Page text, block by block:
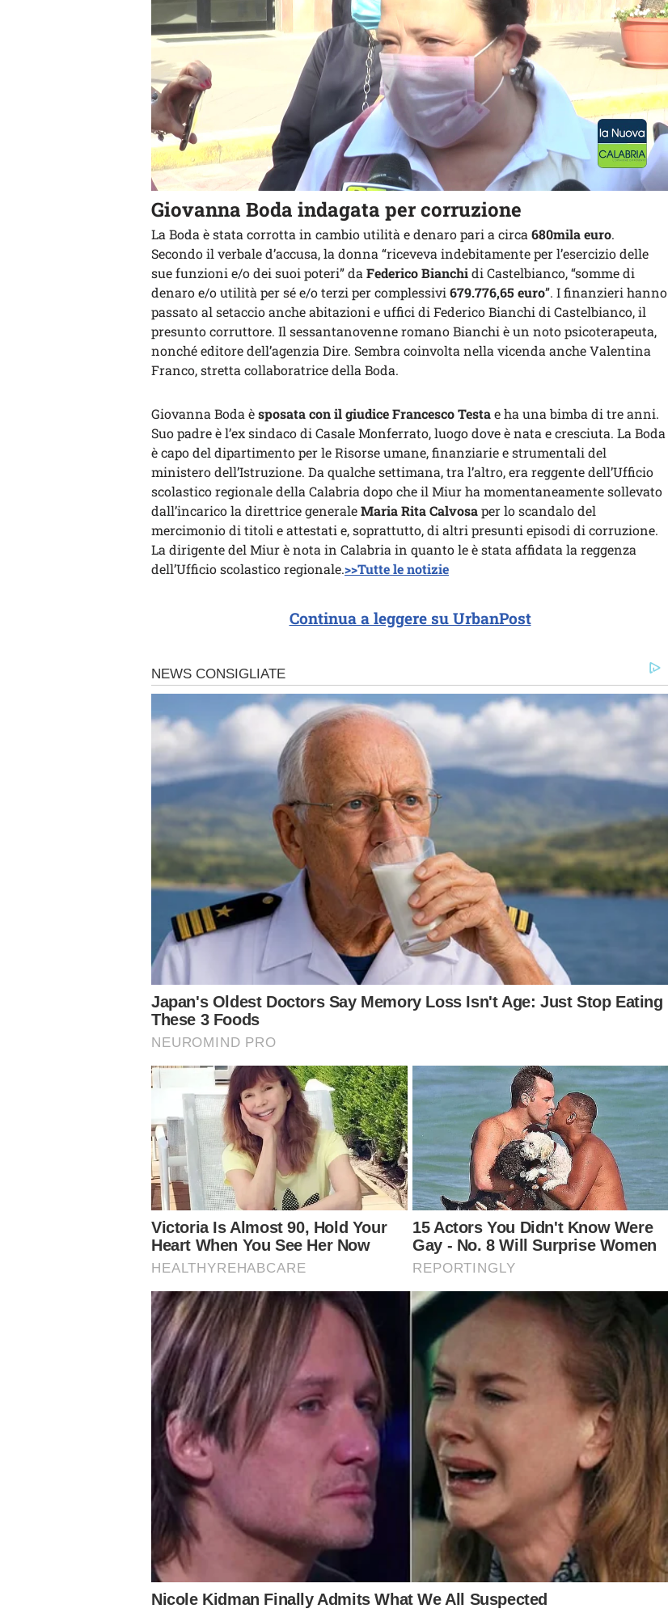
Giovanna Boda indagata per corruzione
La Boda è stata corrotta in cambio utilità e denaro pari a circa 680mila euro.
Secondo il verbale d’accusa, la donna “riceveva indebitamente per l’esercizio delle
sue funzioni e/o dei suoi poteri” da Federico Bianchidi Castelbianco, “somme di
denaro e/o utilità per sé e/o terzi per complessivi 679.776,65 euro”. I finanzieri hanno
passato al setaccio anche abitazioni e uffici di Federico Bianchi di Castelbianco, il
presunto corruttore. Il sessantanovenne romano Bianchi è un noto psicoterapeuta,
nonché editore dell’agenzia Dire. Sembra coinvolta nella vicenda anche Valentina
Franco, stretta collaboratrice della Boda.
Giovanna Boda èsposata con il giudice Francesco Testae ha una bimba di tre anni.
Suo padre è l’ex sindaco di Casale Monferrato, luogo dove è nata e cresciuta. La Boda
è capo del dipartimento per le Risorse umane, finanziarie e strumentali del
ministero dell’Istruzione. Da qualche settimana, tra l’altro, era reggente dell’Ufficio
scolastico regionale della Calabria dopo che il Miur ha momentaneamente sollevato
dall’incarico la direttrice generaleMaria Rita Calvosaper lo scandalo del
mercimonio di titoli e attestati e, soprattutto, di altri presunti episodi di corruzione.
La dirigente del Miur è nota in Calabria in quanto le è stata affidata la reggenza
dell’Ufficio scolastico regionale.>>Tutte le notizie
Continua a leggere su UrbanPost